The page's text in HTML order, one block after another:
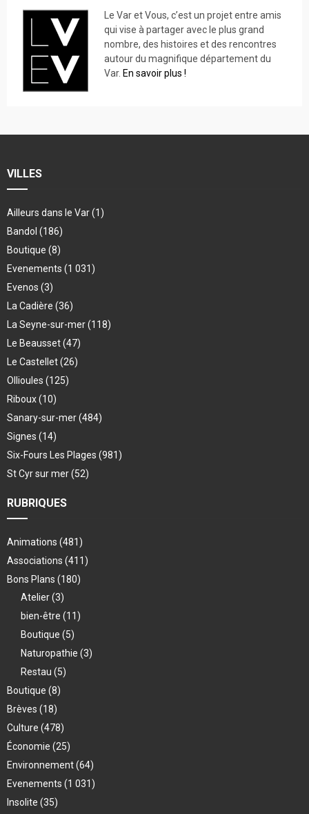
Le Var et Vous, c’est un projet entre amis
qui vise à partager avec le plus grand
nombre, des histoires et des rencontres
autour du magnifique département du
Var. En savoir plus !
VILLES
Ailleurs dans le Var(1)
Bandol (186)
Boutique (8)
Evenements (1 031)
Evenos (3)
La Cadière (36)
La Seyne-sur-mer(118)
Le Beausset(47)
Le Castellet(26)
Ollioules (125)
Riboux(10)
Sanary-sur-mer(484)
Signes (14)
Six-Fours Les Plages (981)
St Cyr sur mer(52)
RUBRIQUES
Animations (481)
Associations (411)
Bons Plans (180)
Atelier(3)
bien-être (11)
Boutique (5)
Naturopathie (3)
Restau (5)
Boutique (8)
Brèves (18)
Culture (478)
Économie (25)
Environnement(64)
Evenements (1 031)
Insolite (35)